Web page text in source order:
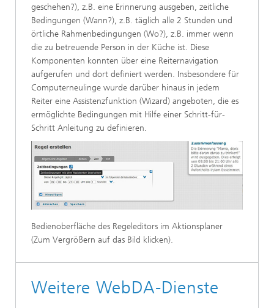
geschehen?), z.B. eine Erinnerung ausgeben, zeitliche
Bedingungen (Wann?), z.B. täglich alle 2 Stunden und
örtliche Rahmenbedingungen (Wo?), z.B. immer wenn
die zu betreuende Person in der Küche ist. Diese
Komponenten konnten über eine Reiternavigation
aufgerufen und dort definiert werden. Insbesondere für
Computerneulinge wurde darüber hinaus in jedem
Reiter eine Assistenzfunktion (Wizard) angeboten, die es
ermöglichte Bedingungen mit Hilfe einer Schritt-für-
Schritt Anleitung zu definieren.
Bedienoberfläche des Regeleditors im Aktionsplaner
(Zum Vergrößern auf das Bild klicken).
Weitere WebDA-Dienste